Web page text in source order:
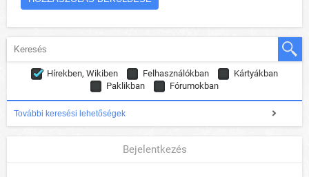
Hírekben, Wikiben Felhasználókban
Kártyákban
Paklikban
Fórumokban
További keresési lehetőségek
Bejelentkezés